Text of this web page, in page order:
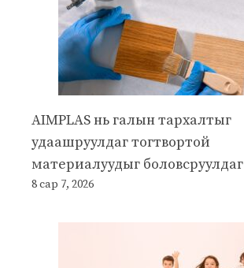
AIMPLAS нь галын тархалтыг
удаашруулдаг тогтвортой
материалуудыг боловсруулдаг
8 сар 7, 2026